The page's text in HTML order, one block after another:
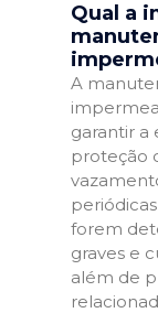
Qual a
A
garantir a
proteção
forem
graves e
além de